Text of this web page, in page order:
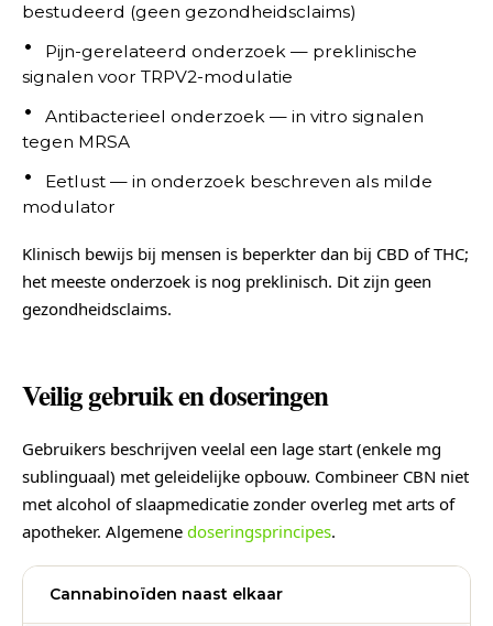
bestudeerd (geen gezondheidsclaims)
Pijn-gerelateerd onderzoek — preklinische
signalen voor TRPV2-modulatie
Antibacterieel onderzoek — in vitro signalen
tegen MRSA
Eetlust — in onderzoek beschreven als milde
modulator
Klinisch bewijs bij mensen is beperkter dan bij CBD of THC;
het meeste onderzoek is nog preklinisch. Dit zijn geen
gezondheidsclaims.
Veilig gebruik en doseringen
Gebruikers beschrijven veelal een lage start (enkele mg
sublinguaal) met geleidelijke opbouw. Combineer CBN niet
met alcohol of slaapmedicatie zonder overleg met arts of
apotheker. Algemene doseringsprincipes.
Cannabinoïden naast elkaar